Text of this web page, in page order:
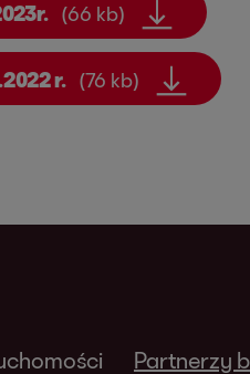
(66 kb)
r. (76 kb)
Partnerzy